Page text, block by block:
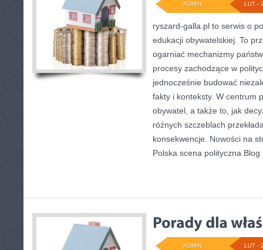
LUT -
ADMIN
ryszard-galla.pl to serwis o
edukacji obywatelskiej. To
ogarniać mechanizmy
procesy zachodzące w
jednocześnie budować
fakty i konteksty. W centrum
obywatel, a także to, jak
różnych szczeblach
konsekwencje. Nowości na
Polska scena polityczna Blog
LUT -
ADMIN